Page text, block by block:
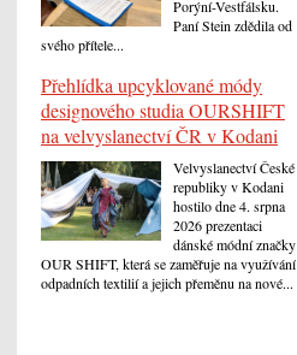
Porýní-Vestfálsku.
Paní Stein zdědila od
svého přítele...
Přehlídka upcyklované módy
designového studia OURSHIFT
na velvyslanectví ČR v Kodani
Velvyslanectví České
republiky v Kodani
hostilo dne 4. srpna
2026 prezentaci
dánské módní značky
OUR SHIFT, která se zaměřuje na využívání
odpadních textilií a jejich přeměnu na nové...